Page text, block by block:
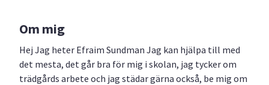
Om mig
Hej Jag heter Efraim Sundman Jag kan hjälpa till med
det mesta, det går bra för mig i skolan, jag tycker om
trädgårds arbete och jag städar gärna också, be mig om